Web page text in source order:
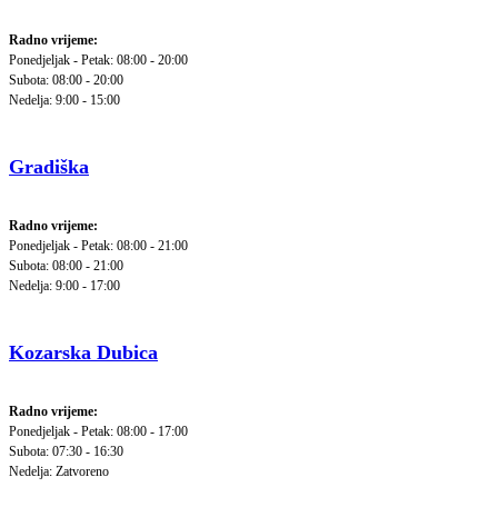
Radno vrijeme:
Ponedjeljak - Petak: 08:00 - 20:00
Subota: 08:00 - 20:00
Nedelja: 9:00 - 15:00
Gradiška
Radno vrijeme:
Ponedjeljak - Petak: 08:00 - 21:00
Subota: 08:00 - 21:00
Nedelja: 9:00 - 17:00
Kozarska Dubica
Radno vrijeme:
Ponedjeljak - Petak: 08:00 - 17:00
Subota: 07:30 - 16:30
Nedelja: Zatvoreno